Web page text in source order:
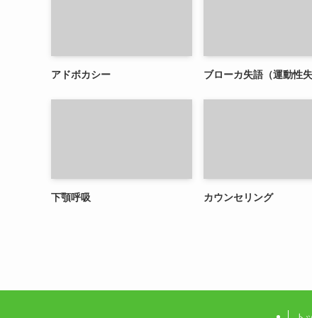
アドボカシー ブローカ失語（運動性失
下顎呼吸 カウンセリング